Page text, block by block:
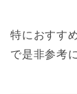
特におすす
で是非参考